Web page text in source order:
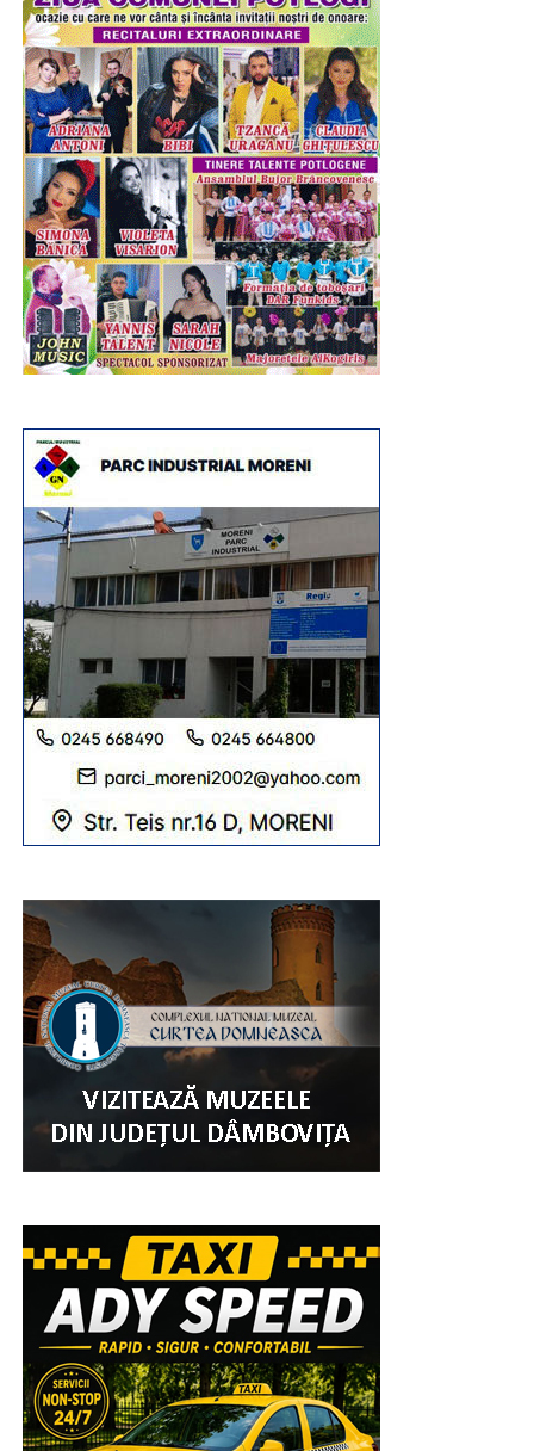
Urmărește Incomod Media și pe Google News